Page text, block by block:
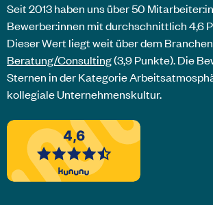
Seit 2013 haben uns über 50
Bewerber:innen mit durchschnittlich 4,6
Dieser Wert liegt weit über dem
Beratung/Consulting(3,9 Punkte). Die
Sternen in der Kategorie
kollegiale Unternehmenskultur.